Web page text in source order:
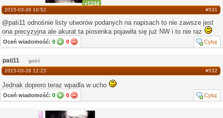
+1244
#531
2015-03-26 10:52
@pati11 odnośnie listy utworów podanych na napisach to nie zawsze jest
ona precyzyjna ale akurat ta piosenka pojawiła się już NW i to nie raz
Oceń wiadomość: 0 0 Cytuj
pati11
gość
#532
2015-03-26 12:23
Jednak dopiero teraz wpadla w ucho
Oceń wiadomość: 0 0 Cytuj